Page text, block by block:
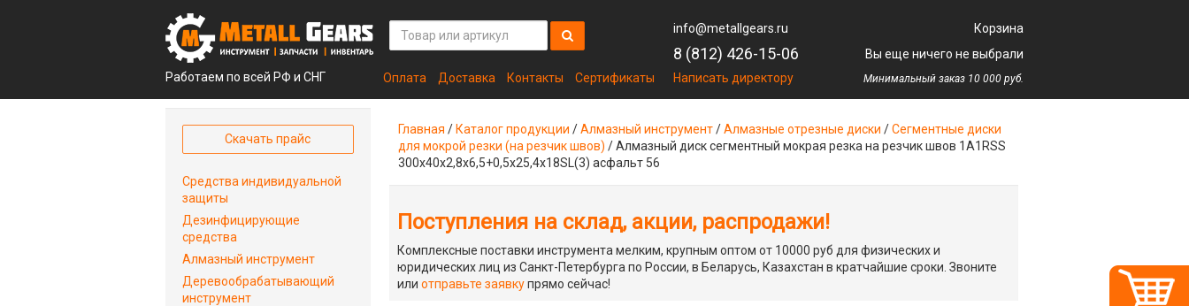
Работаем по всей РФ и СНГ Оплата Доставка Контакты Сертификаты
info@metallgears.ru
8 (812) 426-15-06
Написать директору
Корзина
Вы еще ничего не выбрали
Минимальный заказ 10 000 руб.
Главная / Каталог продукции /Алмазный инструмент/Алмазные отрезные диски /Сегментные диски
для мокрой резки (на резчик швов) /Алмазный диск сегментный мокрая резка на резчик швов 1A1RSS
300х40х2,8х6,5+0,5х25,4х18SL(3) асфальт 56
Поступления на склад, акции, распродажи!
Комплексные поставки инструмента мелким, крупным оптом от 10000 руб для физических и
юридических лиц из Санкт-Петербурга по России, в Беларусь, Казахстан в кратчайшие сроки. Звоните
или отправьте заявкупрямо сейчас!
Скачать прайс
Средства индивидуальной
защиты
Дезинфицирующие
средства
Алмазный инструмент
Деревообрабатывающий
инструмент